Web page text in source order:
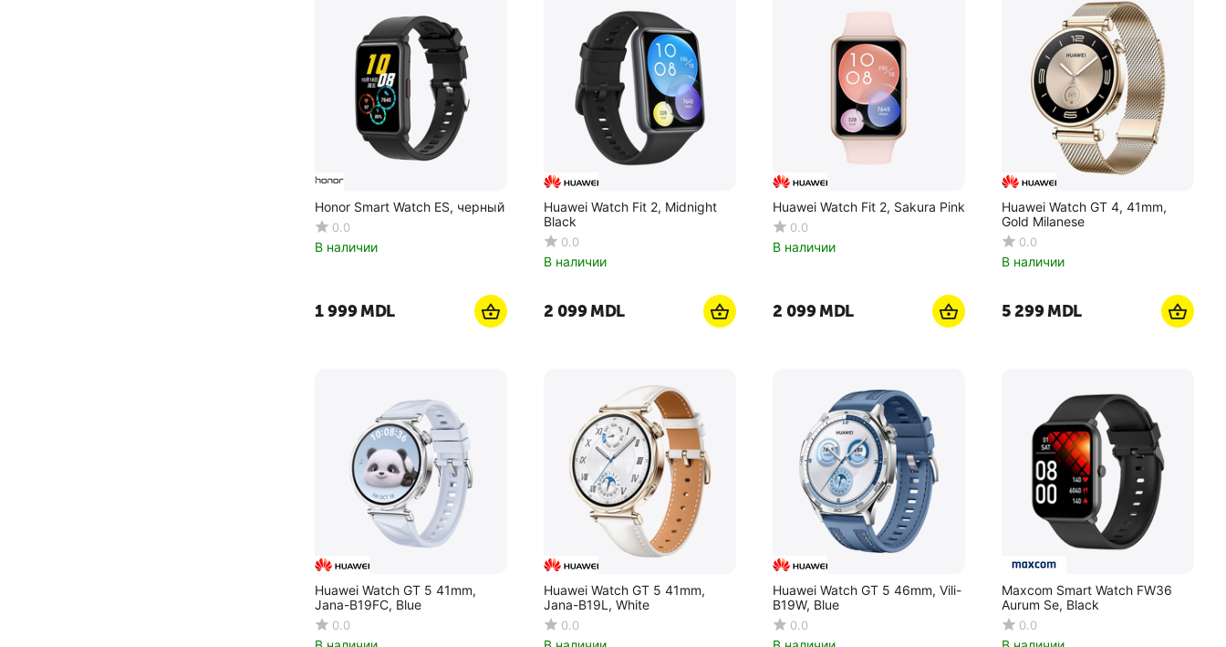
Honor Smart Watch ES, черный
0.0
В наличии
1 999MDL
Huawei Watch Fit 2, Midnight
Black
0.0
В наличии
2 099MDL
Huawei Watch Fit 2, Sakura Pink
0.0
В наличии
2 099MDL
Huawei Watch GT 4, 41mm,
Gold Milanese
0.0
В наличии
5 299MDL
Huawei Watch GT 5 41mm,
Jana-B19FC, Blue
0.0
Huawei Watch GT 5 41mm,
Jana-B19L, White
0.0
Huawei Watch GT 5 46mm, Vili-
B19W, Blue
0.0
Maxcom Smart Watch FW36
Aurum Se, Black
0.0